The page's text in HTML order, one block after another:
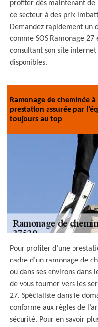
profiter dès maintenant de
ce secteur à des prix
Demandez rapidement un
comme SOS Ramonage
consultant son site
disponibles.
Ramonage de cheminée
prestation assurée par
toujours au top
Pour profiter d’une
cadre d’un ramonage de
ou dans ses environs dans
de vous tourner vers les
27. Spécialiste dans le
conforme aux règles de
sécurité. Pour en savoir